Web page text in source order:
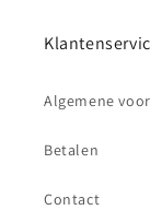
Algemene
Betalen
Contact